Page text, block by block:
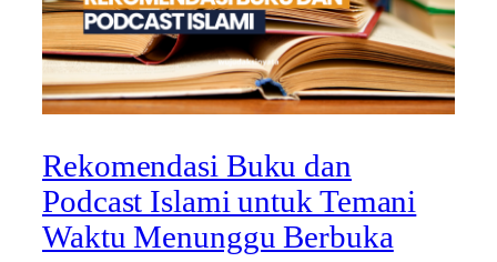
Rekomendasi Buku dan
Podcast Islami untuk Temani
Waktu Menunggu Berbuka